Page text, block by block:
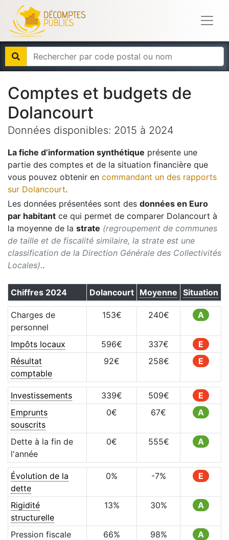
Comptes et budgets de
Dolancourt
Données disponibles: 2015 à 2024
La fiche d’information synthétique présente une
partie des comptes et de la situation financière que
vous pouvez obtenir en commandant un des rapports
sur Dolancourt.
Les données présentées sont des données en Euro
par habitant ce qui permet de comparer Dolancourt à
la moyenne de la strate (regroupement de communes
de taille et de fiscalité similaire, la strate est une
classification de la Direction Générale des Collectivités
Locales)..
Chiffres 2024 Dolancourt Moyenne Situation
Charges de
personnel
153€ 240€ A
Impôts locaux 596€ 337€
E
Résultat
comptable
92€ 258€ E
Investissements 339€ 509€
E
Emprunts
souscrits
0€ 67€ A
Dette à la fin de
l'année
0€ 555€ A
Évolution de la
dette
0% -7% E
Rigidité
structurelle
13% 30% A
Pression fiscale 66% 98% A